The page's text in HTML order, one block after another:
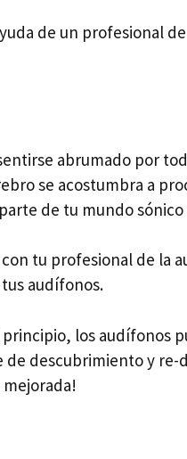
de un profesional
abrumado por
se acostumbra a
de tu mundo
tu profesional de la
audífonos.
los audífonos
de descubrimiento y